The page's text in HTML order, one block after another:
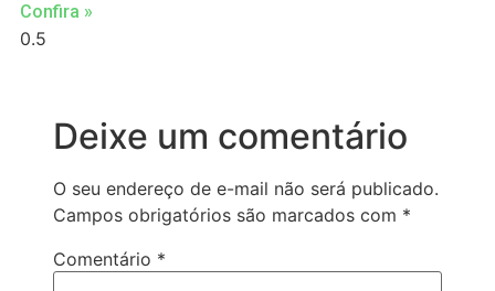
Confira »
Deixe um comentário
O seu endereço de e-mail não será publicado.
Campos obrigatórios são marcados com *
Comentário *